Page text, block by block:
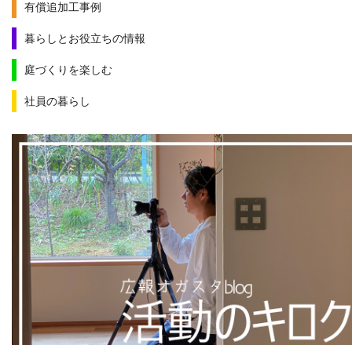
有償追加工事例
暮らしとお役立ちの情報
庭づくりを楽しむ
社員の暮らし